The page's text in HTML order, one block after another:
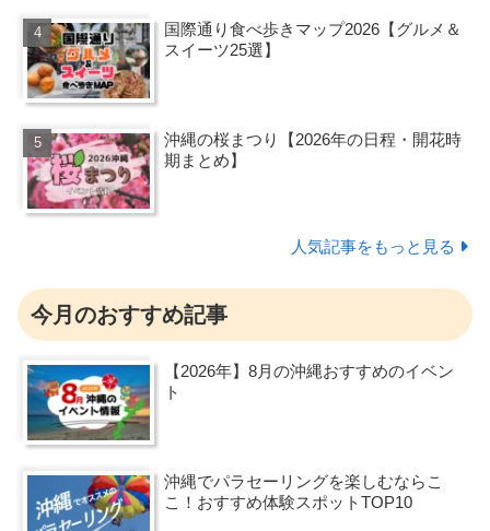
国際通り食べ歩きマップ2026【グルメ＆
スイーツ25選】
沖縄の桜まつり【2026年の日程・開花時
期まとめ】
人気記事をもっと見る
今月のおすすめ記事
【2026年】8月の沖縄おすすめのイベン
ト
沖縄でパラセーリングを楽しむならこ
こ！おすすめ体験スポットTOP10